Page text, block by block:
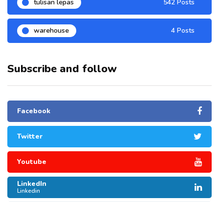
tulisan lepas 542 Posts
warehouse 4 Posts
Subscribe and follow
Facebook
Twitter
Youtube
LinkedIn
Linkedin